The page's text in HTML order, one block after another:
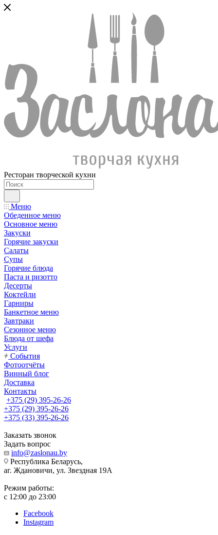
Ресторан творческой кухни
Меню
Обеденное меню
Основное меню
Закуски
Горячие закуски
Салаты
Супы
Горячие блюда
Паста и ризотто
Десерты
Коктейли
Гарниры
Банкетное меню
Завтраки
Сезонное меню
Блюда от шефа
Услуги
События
Фотоотчёты
Винный блог
Доставка
Контакты
+375 (29) 395-26-26
+375 (29) 395-26-26
+375 (33) 395-26-26
Заказать звонок
Задать вопрос
info@zaslonau.by
Республика Беларусь,
аг. Ждановичи, ул. Звездная 19А
Режим работы:
с 12:00 до 23:00
Facebook
Instagram